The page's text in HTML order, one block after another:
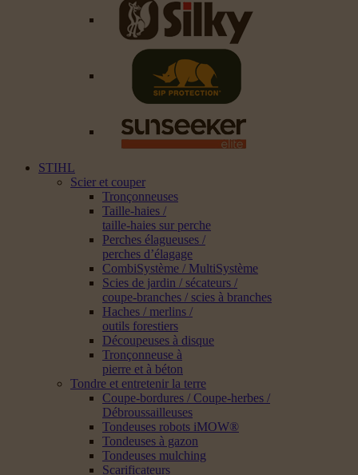
STIHL
Scier et couper
Tronçonneuses
Taille-haies /
taille-haies sur perche
Perches élagueuses /
perches d’élagage
CombiSystème / MultiSystème
Scies de jardin / sécateurs /
coupe-branches / scies à branches
Haches / merlins /
outils forestiers
Découpeuses à disque
Tronçonneuse à
pierre et à béton
Tondre et entretenir la terre
Coupe-bordures / Coupe-herbes /
Débroussailleuses
Tondeuses robots iMOW®
Tondeuses à gazon
Tondeuses mulching
Scarificateurs